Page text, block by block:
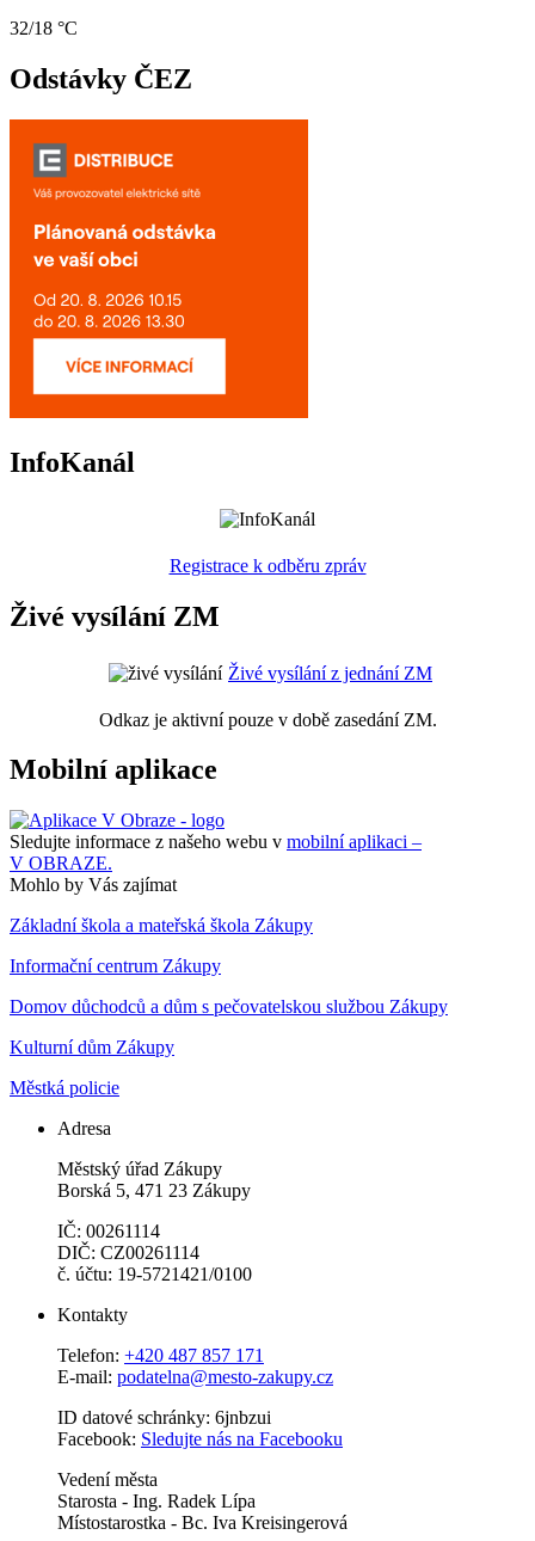
32/18 °C
Odstávky ČEZ
InfoKanál
Registrace k odběru zpráv
Živé vysílání ZM
Živé vysílání z jednání ZM
Odkaz je aktivní pouze v době zasedání ZM.
Mobilní aplikace
Sledujte informace z našeho webu v mobilní aplikaci –
V OBRAZE.
Mohlo by Vás zajímat
Základní škola a mateřská škola Zákupy
Informační centrum Zákupy
Domov důchodců a dům s pečovatelskou službou Zákupy
Kulturní dům Zákupy
Městká policie
Adresa
Městský úřad Zákupy
Borská 5, 471 23 Zákupy
IČ: 00261114
DIČ: CZ00261114
č. účtu: 19-5721421/0100
Kontakty
Telefon: +420 487 857 171
E-mail: podatelna@mesto-zakupy.cz
ID datové schránky: 6jnbzui
Facebook: Sledujte nás na Facebooku
Vedení města
Starosta - Ing. Radek Lípa
Místostarostka - Bc. Iva Kreisingerová